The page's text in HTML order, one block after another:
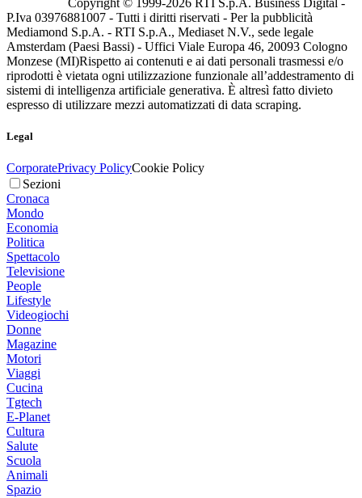
P.Iva 03976881007 - Tutti i diritti riservati - Per la pubblicità
Mediamond S.p.A. - RTI S.p.A., Mediaset N.V., sede legale
Amsterdam (Paesi Bassi) - Uffici Viale Europa 46, 20093 Cologno
Monzese (MI)Rispetto ai contenuti e ai dati personali trasmessi e/o
riprodotti è vietata ogni utilizzazione funzionale all’addestramento di
sistemi di intelligenza artificiale generativa. È altresì fatto divieto
espresso di utilizzare mezzi automatizzati di data scraping.
Legal
CorporatePrivacy PolicyCookie Policy
Sezioni
Cronaca
Mondo
Economia
Politica
Spettacolo
Televisione
People
Lifestyle
Videogiochi
Donne
Magazine
Motori
Viaggi
Cucina
Tgtech
E-Planet
Cultura
Salute
Scuola
Animali
Spazio